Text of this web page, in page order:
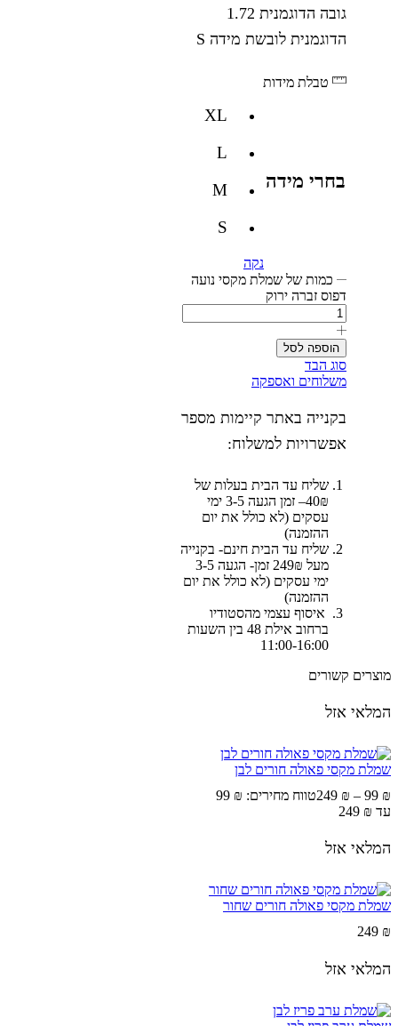
גובה הדוגמנית 1.72
הדוגמנית לובשת מידה S
טבלת מידות
בחרי מידה
XL
L
M
S
נקה
כמות של שמלת מקסי נועה
דפוס זברה ירוק
הוספה לסל
סוג הבד
משלוחים ואספקה
בקנייה באתר קיימות מספר
אפשרויות למשלוח:
שליח עד הבית בעלות של
40₪– זמן הגעה 3-5 ימי
עסקים (לא כולל את יום
ההזמנה)
שליח עד הבית חינם- בקנייה
מעל 249₪ זמן- הגעה 3-5
ימי עסקים (לא כולל את יום
ההזמנה)
איסוף עצמי מהסטודיו
ברחוב אילת 48 בין השעות
11:00-16:00
מוצרים קשורים
המלאי אזל
שמלת מקסי פאולה חורים לבן
99 ₪
–
249 ₪
עד ⁦249 ₪⁩
המלאי אזל
שמלת מקסי פאולה חורים שחור
249 ₪
המלאי אזל